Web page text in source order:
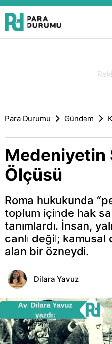
Para Durumu Gündem
Medeniyetin
Ölçüsü
Roma hukukunda
toplum içinde hak
tanımlardı. İnsan,
canlı değil;
alan bir özneydi.
Dilara Yavuz